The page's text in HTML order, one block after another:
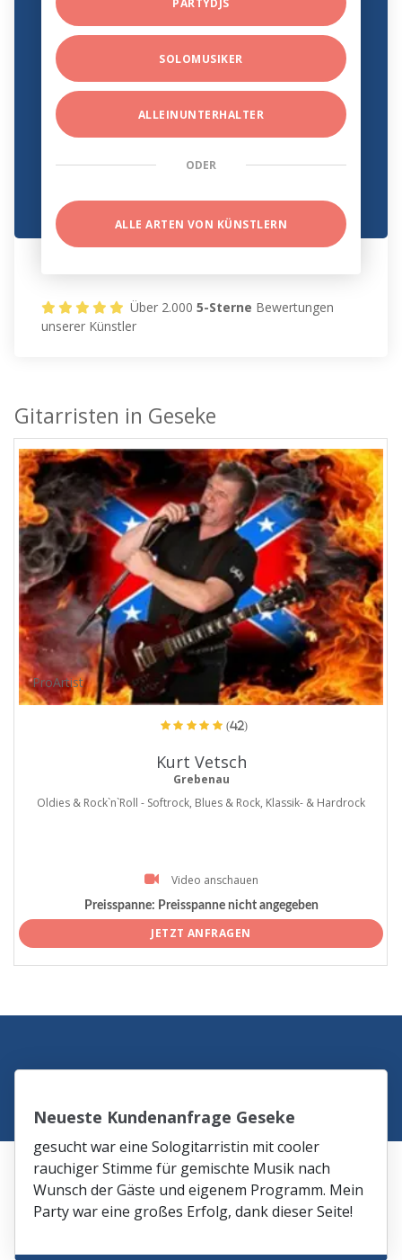
PARTYDJS
SOLOMUSIKER
ALLEINUNTERHALTER
ODER
ALLE ARTEN VON KÜNSTLERN
Über 2.0005-Sterne Bewertungen
unserer Künstler
Gitarristen in Geseke
ProArtist
(42)
Kurt Vetsch
Grebenau
Oldies & Rock`n`Roll - Softrock, Blues & Rock, Klassik- & Hardrock
Video anschauen
Preisspanne: Preisspanne nicht angegeben
JETZT ANFRAGEN
Neueste Kundenanfrage Geseke
gesucht war eine Sologitarristin mit cooler
rauchiger Stimme für gemischte Musik nach
Wunsch der Gäste und eigenem Programm. Mein
Party war eine großes Erfolg, dank dieser Seite!